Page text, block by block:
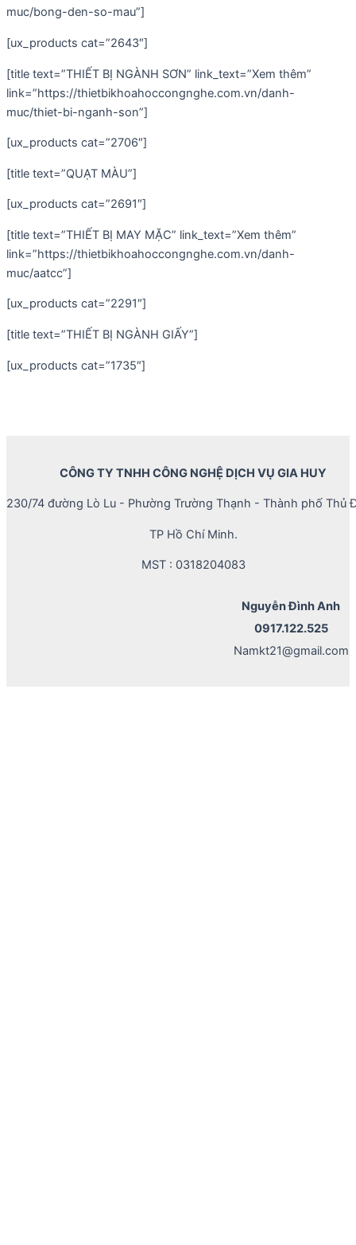
muc/bong-den-so-mau”]
[ux_products cat=”2643″]
[title text=”THIẾT BỊ NGÀNH SƠN” link_text=”Xem thêm”
link=”https://thietbikhoahoccongnghe.com.vn/danh-
muc/thiet-bi-nganh-son”]
[ux_products cat=”2706″]
[title text=”QUẠT MÀU”]
[ux_products cat=”2691″]
[title text=”THIẾT BỊ MAY MẶC” link_text=”Xem thêm”
link=”https://thietbikhoahoccongnghe.com.vn/danh-
muc/aatcc”]
[ux_products cat=”2291″]
[title text=”THIẾT BỊ NGÀNH GIẤY”]
[ux_products cat=”1735″]
CÔNG TY TNHH CÔNG NGHỆ DỊCH VỤ GIA HUY
230/74 đường Lò Lu - Phường Trường Thạnh - Thành phố Thủ
TP Hồ Chí Minh.
MST : 0318204083
Nguyễn Đình Anh
0917.122.525
Namkt21@gmail.com